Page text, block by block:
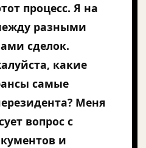
процесс. Я на
разными
сделок.
какие
самые
Меня
вопрос с
и